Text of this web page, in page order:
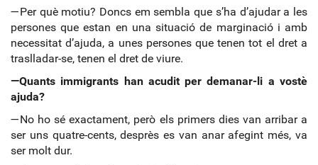
—Per què motiu? Doncs em sembla que s’ha d’ajudar a les
persones que estan en una situació de marginació i amb
necessitat d’ajuda, a unes persones que tenen tot el dret a
traslladar-se, tenen el dret de viure.
—Quants immigrants han acudit per demanar-li a vostè
ajuda?
—No ho sé exactament, però els primers dies van arribar a
ser uns quatre-cents, desprès es van anar afegint més, va
ser molt dur.